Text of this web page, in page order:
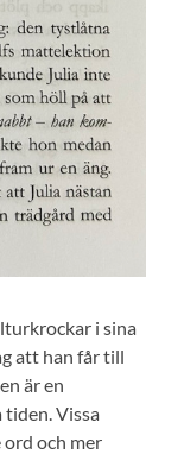
i sina
att han får till
är en
tiden. Vissa
ord och mer